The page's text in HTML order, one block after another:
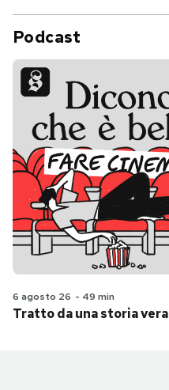
Podcast
6 agosto 26 - 49 min
Tratto da una storia vera